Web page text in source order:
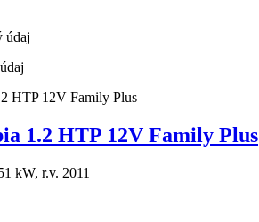
údaj
1.2 HTP 12V Family Plus
kW, r.v. 2011